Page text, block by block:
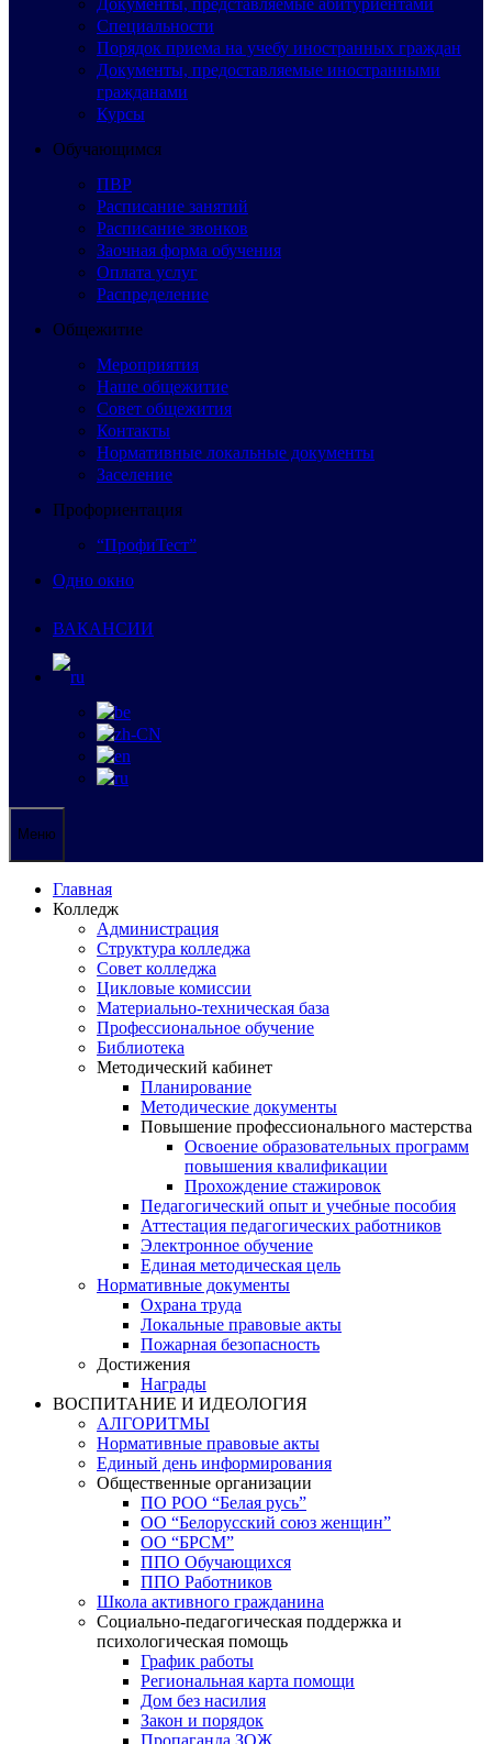
Документы, представляемые абитуриентами
Специальности
Порядок приема на учебу иностранных граждан
Документы, предоставляемые иностранными
гражданами
Курсы
Обучающимся
ПВР
Расписание занятий
Расписание звонков
Заочная форма обучения
Оплата услуг
Распределение
Общежитие
Мероприятия
Наше общежитие
Совет общежития
Контакты
Нормативные локальные документы
Заселение
Профориентация
“ПрофиТест”
Одно окно
ВАКАНСИИ
Меню
Главная
Колледж
Администрация
Структура колледжа
Совет колледжа
Цикловые комиссии
Материально-техническая база
Профессиональное обучение
Библиотека
Методический кабинет
Планирование
Методические документы
Повышение профессионального мастерства
Освоение образовательных программ
повышения квалификации
Прохождение стажировок
Педагогический опыт и учебные пособия
Аттестация педагогических работников
Электронное обучение
Единая методическая цель
Нормативные документы
Охрана труда
Локальные правовые акты
Пожарная безопасность
Достижения
Награды
ВОСПИТАНИЕ И ИДЕОЛОГИЯ
АЛГОРИТМЫ
Нормативные правовые акты
Единый день информирования
Общественные организации
ПО РОО “Белая русь”
ОО “Белорусский союз женщин”
ОО “БРСМ”
ППО Обучающихся
ППО Работников
Школа активного гражданина
Социально-педагогическая поддержка и
психологическая помощь
График работы
Региональная карта помощи
Дом без насилия
Закон и порядок
Пропаганда ЗОЖ